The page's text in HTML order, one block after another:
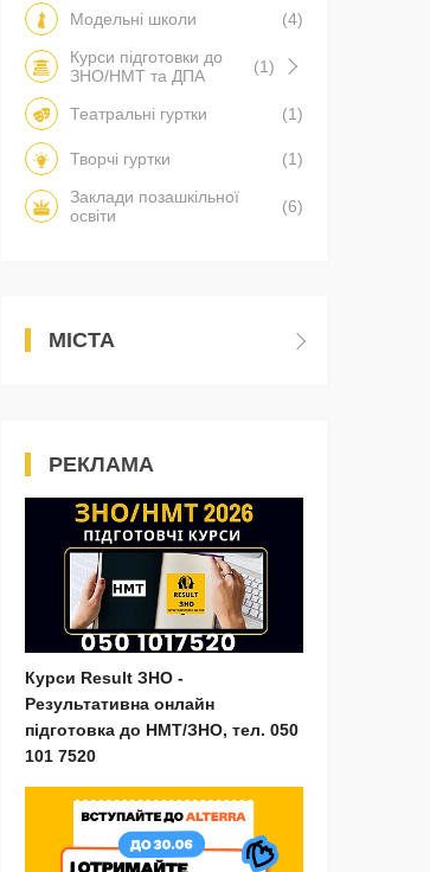
Модельні школи
(4)
Курси підготовки до
ЗНО/НМТ та ДПА
(1)
Театральні гуртки (1)
Творчі гуртки
(1)
Заклади позашкільної
освіти
(6)
МІСТА
РЕКЛАМА
Курси Result ЗНО -
Результативна онлайн
підготовка до НМТ/ЗНО, тел. 050
101 7520